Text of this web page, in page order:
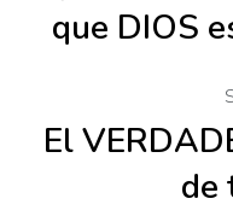
que DIOS
El
de